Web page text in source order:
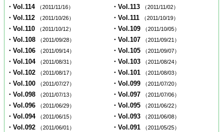
・Vol.114 （2011/11/16） ・Vol.113 （2011/11/02）
・Vol.112 （2011/10/26） ・Vol.111 （2011/10/19）
・Vol.110 （2011/10/12） ・Vol.109 （2011/10/05）
・Vol.108 （2011/09/28） ・Vol.107 （2011/09/21）
・Vol.106 （2011/09/14） ・Vol.105 （2011/09/07）
・Vol.104 （2011/08/31） ・Vol.103 （2011/08/24）
・Vol.102 （2011/08/17） ・Vol.101 （2011/08/03）
・Vol.100 （2011/07/27） ・Vol.099 （2011/07/20）
・Vol.098 （2011/07/13） ・Vol.097 （2011/07/06）
・Vol.096 （2011/06/29） ・Vol.095 （2011/06/22）
・Vol.094 （2011/06/15） ・Vol.093 （2011/06/08）
・Vol.092 （2011/06/01） ・Vol.091 （2011/05/25）